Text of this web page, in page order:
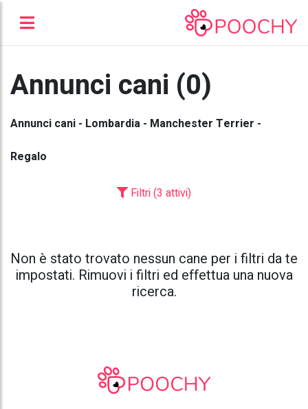
Annunci cani (0)
Annunci cani - Lombardia - Manchester Terrier -
Regalo
Filtri (3 attivi)
Non è stato trovato nessun cane per i filtri da te
impostati. Rimuovi i filtri ed effettua una nuova
ricerca.